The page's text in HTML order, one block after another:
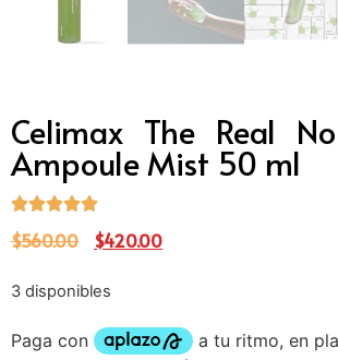
Celimax The Real
Ampoule Mist 50 ml
$560.00 $420.00
3 disponibles